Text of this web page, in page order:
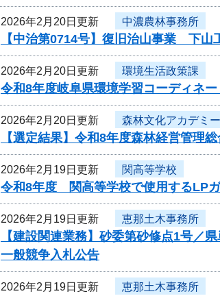
2026年2月20日更新 中濃農林事務所
【中治第0714号】復旧治山事業 下
2026年2月20日更新 環境生活政策課
令和8年度岐阜県環境学習コーディネ
2026年2月20日更新 森林文化アカデミー
【選定結果】令和8年度森林経営管理
2026年2月19日更新 関高等学校
令和8年度 関高等学校で使用するLP
2026年2月19日更新 恵那土木事務所
【建設関連業務】砂委第砂修点1号／
一般競争入札公告
2026年2月19日更新 恵那土木事務所